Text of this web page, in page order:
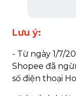
Lưu ý:
- Từ ngày 1/7/
Shopee đã
số điện thoại